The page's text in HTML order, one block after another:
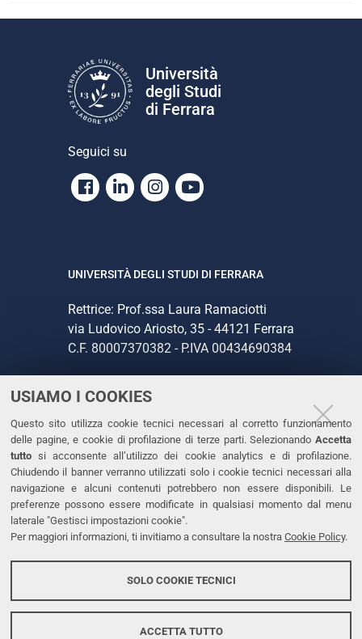
USIAMO I COOKIES
Questo sito utilizza cookie tecnici necessari al corretto funzionamento
delle pagine, e cookie di profilazione di terze parti. Selezionando Accetta
tutto si acconsente all’utilizzo dei cookie analytics e di profilazione.
Chiudendo il banner verranno utilizzati solo i cookie tecnici necessari alla
navigazione e alcuni contenuti potrebbero non essere disponibili. Le
preferenze possono essere modificate in qualsiasi momento dal menu
laterale "Gestisci impostazioni cookie".
Per maggiori informazioni, ti invitiamo a consultare la nostra Cookie Policy.
SOLO COOKIE TECNICI
ACCETTA TUTTO
Università
degli Studi
di Ferrara
Seguici su
Facebook
LinkedinInstagram
Youtube
UNIVERSITÀ DEGLI STUDI DI FERRARA
Rettrice: Prof.ssa Laura Ramaciotti
via Ludovico Ariosto, 35 - 44121 Ferrara
C.F. 80007370382 - P.IVA 00434690384
CONTATTI
Tel. +39 0532 293111
Fax. +39 0532 293031
PEC
LINKS
Dichiarazione di accessibilità
Protezione dati personali